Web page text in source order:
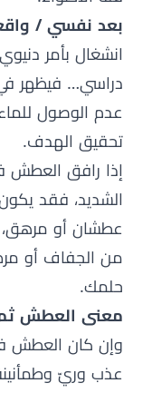
بعد نفسي /
انشغال بأمر
دراسي… فيظهر
عدم الوصول
تحقيق الهدف.
إذا رافق العطش
الشديد، فقد
عطشان أو
من الجفاف أو
حلمك.
معنى العطش
وإن كان العطش
عذب وريّ